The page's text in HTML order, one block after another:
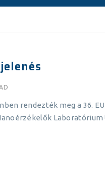
rendezték meg a 36.